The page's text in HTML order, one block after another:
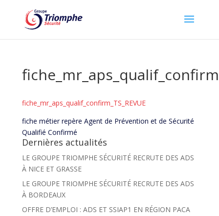
fiche_mr_aps_qualif_confirm_TS_REVUE
fiche métier repère Agent de Prévention et de Sécurité
Qualifié Confirmé
Dernières actualités
LE GROUPE TRIOMPHE SÉCURITÉ RECRUTE DES ADS
À NICE ET GRASSE
LE GROUPE TRIOMPHE SÉCURITÉ RECRUTE DES ADS
À BORDEAUX
OFFRE D’EMPLOI : ADS ET SSIAP1 EN RÉGION PACA